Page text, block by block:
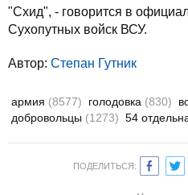
"Схид", - говорится в
Сухопутных войск ВСУ.
Автор: Степан Гутник
армия (8577) голодовка (830)
добровольцы (1273) 54
ПОДЕЛИТЬСЯ: